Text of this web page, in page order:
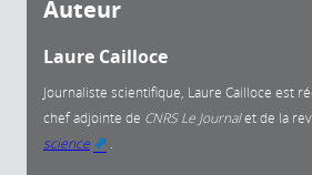
Auteur
Laure Cailloce
Journaliste scientifique, Laure Cailloce est
chef adjointe de CNRS Le Journalet de la
science
.